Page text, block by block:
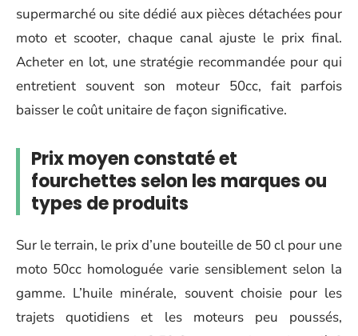
supermarché ou site dédié aux pièces détachées pour
moto et scooter, chaque canal ajuste le prix final.
Acheter en lot, une stratégie recommandée pour qui
entretient souvent son moteur 50cc, fait parfois
baisser le coût unitaire de façon significative.
Prix moyen constaté et
fourchettes selon les marques ou
types de produits
Sur le terrain, le prix d’une bouteille de 50 cl pour une
moto 50cc homologuée varie sensiblement selon la
gamme. L’huile minérale, souvent choisie pour les
trajets quotidiens et les moteurs peu poussés,